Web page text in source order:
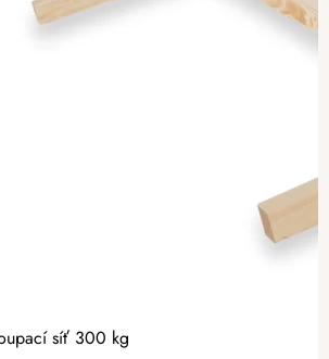
síť 300 kg